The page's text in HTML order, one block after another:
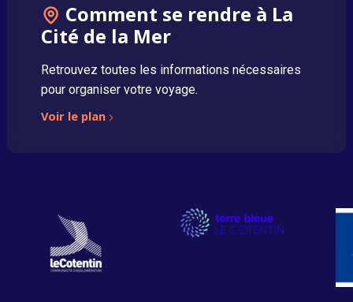
Comment se rendre à La
Cité de la Mer
Retrouvez toutes les informations nécessaires
pour organiser votre voyage.
Voir le plan